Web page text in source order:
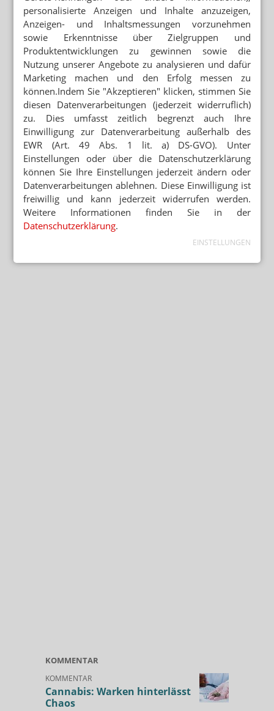
personalisierte Anzeigen und Inhalte anzuzeigen,
Anzeigen- und Inhaltsmessungen vorzunehmen
sowie Erkenntnisse über Zielgruppen und
Produktentwicklungen zu gewinnen sowie die
Nutzung unserer Angebote zu analysieren und dafür
Marketing machen und den Erfolg messen zu
können.Indem Sie "Akzeptieren" klicken, stimmen Sie
diesen Datenverarbeitungen (jederzeit widerruflich)
zu. Dies umfasst zeitlich begrenzt auch Ihre
Einwilligung zur Datenverarbeitung außerhalb des
EWR (Art. 49 Abs. 1 lit. a) DS-GVO). Unter
Einstellungen oder über die Datenschutzerklärung
können Sie Ihre Einstellungen jederzeit ändern oder
Datenverarbeitungen ablehnen. Diese Einwilligung ist
freiwillig und kann jederzeit widerrufen werden.
Weitere Informationen finden Sie in der
Datenschutzerklärung.
EINSTELLUNGEN
KOMMENTAR
KOMMENTAR
Cannabis: Warken hinterlässt
Chaos